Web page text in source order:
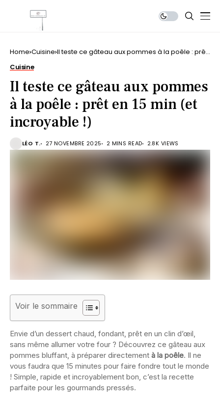
Home Cuisine Il teste ce gâteau aux pommes à la poêle : prêt
Cuisine
Il teste ce gâteau aux pommes
à la poêle : prêt en 15 min (et
incroyable !)
LÉO T. 27 NOVEMBRE 2025 2 MINS READ 2.8K VIEWS
Voir le sommaire
Envie d’un dessert chaud, fondant, prêt en un clin d’œil,
sans même allumer votre four ? Découvrez ce gâteau aux
pommes bluffant, à préparer directement à la poêle. Il ne
vous faudra que 15 minutes pour faire fondre tout le monde
! Simple, rapide et incroyablement bon, c’est la recette
parfaite pour les gourmands pressés.